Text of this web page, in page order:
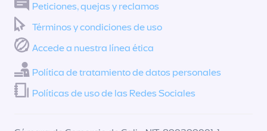
Peticiones, quejas y reclamos
Términos y condiciones de uso
Accede a nuestra línea ética
Política de tratamiento de datos personales
Políticas de uso de las Redes Sociales